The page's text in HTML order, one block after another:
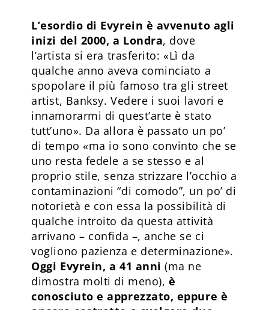
L’esordio di Evyrein è avvenuto agli
inizi del 2000, a Londra, dove
l’artista si era trasferito: «Lì da
qualche anno aveva cominciato a
spopolare il più famoso tra gli street
artist, Banksy. Vedere i suoi lavori e
innamorarmi di quest’arte è stato
tutt’uno». Da allora è passato un po’
di tempo «ma io sono convinto che se
uno resta fedele a se stesso e al
proprio stile, senza strizzare l’occhio a
contaminazioni “di comodo”, un po’ di
notorietà e con essa la possibilità di
qualche introito da questa attività
arrivano – confida –, anche se ci
vogliono pazienza e determinazione».
Oggi Evyrein, a 41 anni (ma ne
dimostra molti di meno), è
conosciuto e apprezzato, eppure è